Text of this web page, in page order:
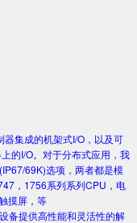
集成的机架式I/O，以及可
的I/O。对于分布式应用，我
69K)选项，两者都是模
，1756系列系列CPU，电
摸屏，等
备提供高性能和灵活性的解